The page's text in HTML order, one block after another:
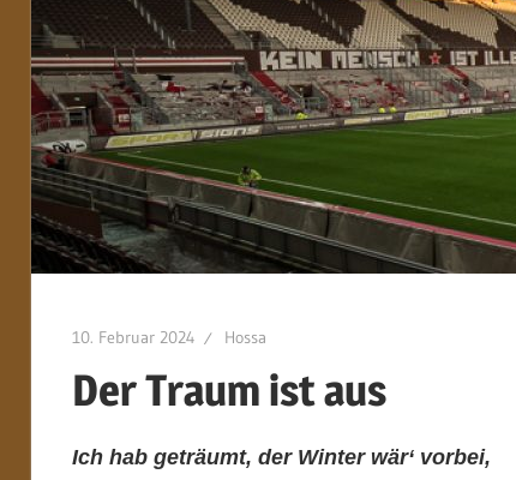
10. Februar 2024 Hossa
Der Traum ist aus
Ich hab geträumt, der Winter wär‘ vorbei,